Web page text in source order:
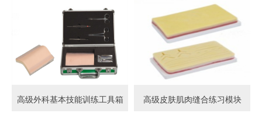
高级外科基本技能训练工具箱 高级皮肤肌肉缝合练习模块